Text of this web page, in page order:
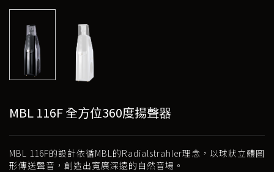
MBL 116F 全方位360度揚聲器
MBL 116F的設計依循MBL的Radialstrahler理念，以球狀立體圓
形傳送聲音，創造出寬廣深遠的自然音場。